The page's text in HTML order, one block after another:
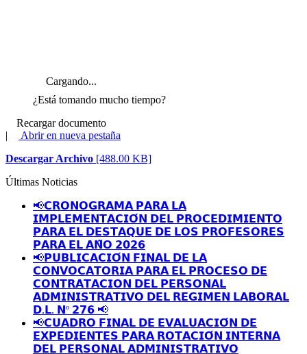
Cargando...
¿Está tomando mucho tiempo?
Recargar documento
|
Abrir en nueva pestaña
Descargar Archivo [488.00 KB]
Últimas Noticias
📢𝗖𝗥𝗢𝗡𝗢𝗚𝗥𝗔𝗠𝗔 𝗣𝗔𝗥𝗔 𝗟𝗔
𝗜𝗠𝗣𝗟𝗘𝗠𝗘𝗡𝗧𝗔𝗖𝗜𝗢́𝗡 𝗗𝗘𝗟 𝗣𝗥𝗢𝗖𝗘𝗗𝗜𝗠𝗜𝗘𝗡𝗧𝗢
𝗣𝗔𝗥𝗔 𝗘𝗟 𝗗𝗘𝗦𝗧𝗔𝗤𝗨𝗘 𝗗𝗘 𝗟𝗢𝗦 𝗣𝗥𝗢𝗙𝗘𝗦𝗢𝗥𝗘𝗦
𝗣𝗔𝗥𝗔 𝗘𝗟 𝗔𝗡̃𝗢 𝟮𝟬𝟮𝟲
📢𝗣𝗨𝗕𝗟𝗜𝗖𝗔𝗖𝗜𝗢́𝗡 𝗙𝗜𝗡𝗔𝗟 𝗗𝗘 𝗟𝗔
𝗖𝗢𝗡𝗩𝗢𝗖𝗔𝗧𝗢𝗥𝗜𝗔 𝗣𝗔𝗥𝗔 𝗘𝗟 𝗣𝗥𝗢𝗖𝗘𝗦𝗢 𝗗𝗘
𝗖𝗢𝗡𝗧𝗥𝗔𝗧𝗔𝗖𝗜𝗢𝗡 𝗗𝗘𝗟 𝗣𝗘𝗥𝗦𝗢𝗡𝗔𝗟
𝗔𝗗𝗠𝗜𝗡𝗜𝗦𝗧𝗥𝗔𝗧𝗜𝗩𝗢 𝗗𝗘𝗟 𝗥𝗘𝗚𝗜𝗠𝗘𝗡 𝗟𝗔𝗕𝗢𝗥𝗔𝗟
𝗗.𝗟. 𝗡º 𝟮𝟳𝟲 📢
📢𝗖𝗨𝗔𝗗𝗥𝗢 𝗙𝗜𝗡𝗔𝗟 𝗗𝗘 𝗘𝗩𝗔𝗟𝗨𝗔𝗖𝗜𝗢́𝗡 𝗗𝗘
𝗘𝗫𝗣𝗘𝗗𝗜𝗘𝗡𝗧𝗘𝗦 𝗣𝗔𝗥𝗔 𝗥𝗢𝗧𝗔𝗖𝗜𝗢́𝗡 𝗜𝗡𝗧𝗘𝗥𝗡𝗔
𝗗𝗘𝗟 𝗣𝗘𝗥𝗦𝗢𝗡𝗔𝗟 𝗔𝗗𝗠𝗜𝗡𝗜𝗦𝗧𝗥𝗔𝗧𝗜𝗩𝗢